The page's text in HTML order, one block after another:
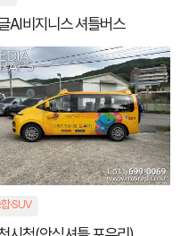
AI비지니스 셔틀버스
·SUV